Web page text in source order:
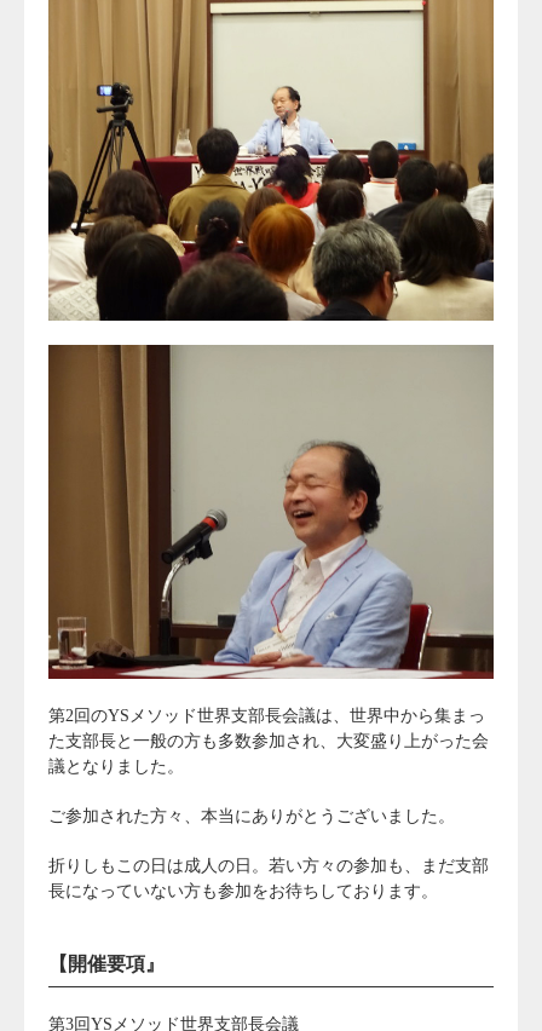
第2回のYSメソッド世界支部長会議は、世界中から集まっ
た支部長と一般の方も多数参加され、大変盛り上がった会
議となりました。
ご参加された方々、本当にありがとうございました。
折りしもこの日は成人の日。若い方々の参加も、まだ支部
長になっていない方も参加をお待ちしております。
【開催要項』
第3回YSメソッド世界支部長会議